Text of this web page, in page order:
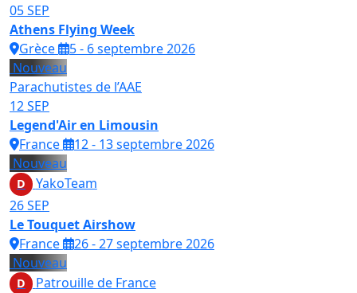
05SEP
Athens Flying Week
Grèce
5 - 6 septembre 2026
Nouveau
Parachutistes de l’AAE
12SEP
Legend'Air en Limousin
France
12 - 13 septembre 2026
Nouveau
D
YakoTeam
26SEP
Le Touquet Airshow
France
26 - 27 septembre 2026
Nouveau
D
Patrouille de France